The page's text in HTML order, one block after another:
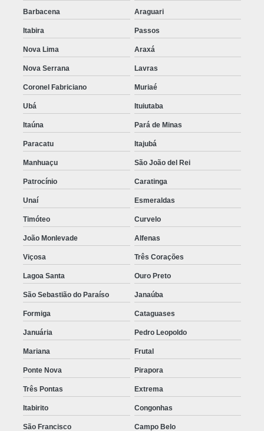
Barbacena Araguari
Itabira Passos
Nova Lima Araxá
Nova Serrana Lavras
Coronel Fabriciano Muriaé
Ubá Ituiutaba
Itaúna Pará de Minas
Paracatu Itajubá
Manhuaçu São João del Rei
Patrocínio Caratinga
Unaí Esmeraldas
Timóteo Curvelo
João Monlevade Alfenas
Viçosa Três Corações
Lagoa Santa Ouro Preto
São Sebastião do Paraíso Janaúba
Formiga Cataguases
Januária Pedro Leopoldo
Mariana Frutal
Ponte Nova Pirapora
Três Pontas Extrema
Itabirito Congonhas
São Francisco Campo Belo